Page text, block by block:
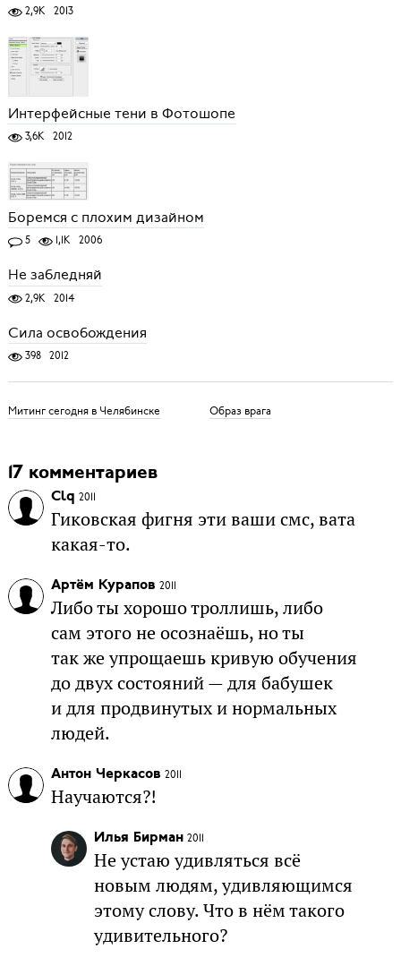
2,9K 2013
Интерфейсные тени в Фотошопе
3,6K 2012
Боремся с плохим дизайном
5 1,1K 2006
Не забледняй
2,9K 2014
Сила освобождения
398 2012
Митинг сегодня в Челябинске Образ врага
17 комментариев
Clq 2011
Гиковская фигня эти ваши смс, вата
какая-то.
Артём Курапов 2011
Либо ты хорошо троллишь, либо
сам этого не осознаёшь, но ты
так же упрощаешь кривую обучения
до двух состояний — для бабушек
и для продвинутых и нормальных
людей.
Антон Черкасов 2011
Научаются?!
Илья Бирман 2011
Не устаю удивляться всё
новым людям, удивляющимся
этому слову. Что в нём такого
удивительного?